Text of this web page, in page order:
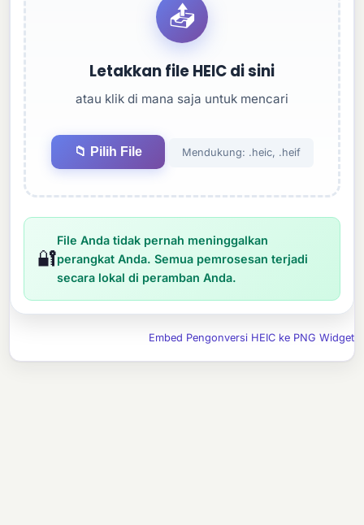
📤
Letakkan file HEIC di sini
atau klik di mana saja untuk mencari
📁 Pilih File Mendukung: .heic, .heif
🔐
File Anda tidak pernah meninggalkan
perangkat Anda. Semua pemrosesan terjadi
secara lokal di peramban Anda.
Embed Pengonversi HEIC ke PNG Widget